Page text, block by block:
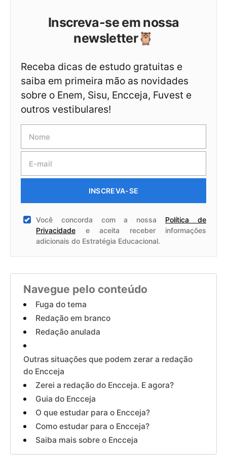
Inscreva-se em nossa
newsletter🦉
Receba dicas de estudo gratuitas e
saiba em primeira mão as novidades
sobre o Enem, Sisu, Encceja, Fuvest e
outros vestibulares!
INSCREVA-SE
Você concorda com a nossa Política de
Privacidade e aceita receber informações
adicionais do Estratégia Educacional.
Navegue pelo conteúdo
Fuga do tema
Redação em branco
Redação anulada
Outras situações que podem zerar a redação
do Encceja
Zerei a redação do Encceja. E agora?
Guia do Encceja
O que estudar para o Encceja?
Como estudar para o Encceja?
Saiba mais sobre o Encceja